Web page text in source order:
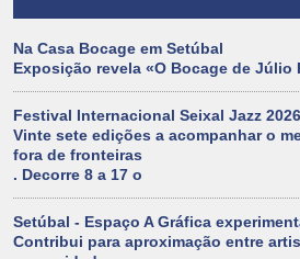
Na Casa Bocage em Setúbal
Exposição revela «O Bocage de Júlio
Festival Internacional Seixal Jazz 2026
Vinte sete edições a acompanhar o
fora de fronteiras
. Decorre 8 a 17 o
Setúbal - Espaço A Gráfica
Contribui para aproximação entre